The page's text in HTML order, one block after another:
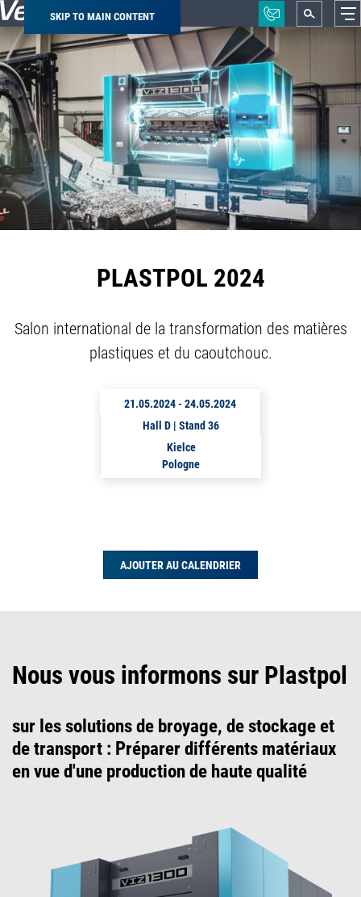
SKIP TO MAIN CONTENT
Breadcrumb
PLASTPOL 2024
Salon international de la transformation des matières
plastiques et du caoutchouc.
21.05.2024-24.05.2024
Hall D | Stand 36
Kielce
Pologne
AJOUTER AU CALENDRIER
Nous vous informons sur Plastpol
sur les solutions de broyage, de stockage et
de transport : Préparer différents matériaux
en vue d'une production de haute qualité